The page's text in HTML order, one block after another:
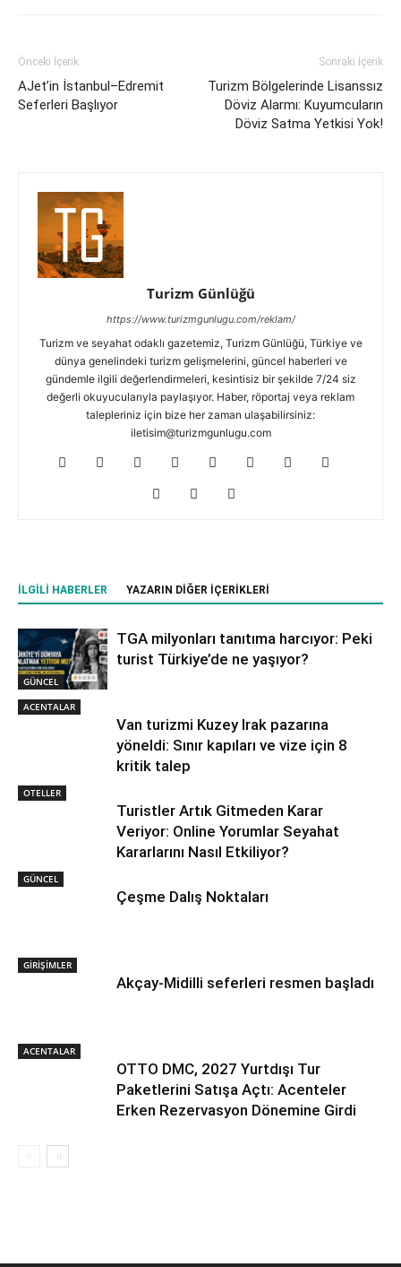
Önceki İçerik
AJet’in İstanbul–Edremit
Seferleri Başlıyor
Sonraki İçerik
Turizm Bölgelerinde Lisanssız
Döviz Alarmı: Kuyumcuların
Döviz Satma Yetkisi Yok!
Turizm Günlüğü
https://www.turizmgunlugu.com/reklam/
Turizm ve seyahat odaklı gazetemiz, Turizm Günlüğü, Türkiye ve
dünya genelindeki turizm gelişmelerini, güncel haberleri ve
gündemle ilgili değerlendirmeleri, kesintisiz bir şekilde 7/24 siz
değerli okuyucularıyla paylaşıyor. Haber, röportaj veya reklam
talepleriniz için bize her zaman ulaşabilirsiniz:
iletisim@turizmgunlugu.com
İLGILI HABERLER YAZARIN DIĞER İÇERIKLERI
GÜNCEL
TGA milyonları tanıtıma harcıyor: Peki
turist Türkiye’de ne yaşıyor?
ACENTALAR
Van turizmi Kuzey Irak pazarına
yöneldi: Sınır kapıları ve vize için 8
kritik talep
OTELLER
Turistler Artık Gitmeden Karar
Veriyor: Online Yorumlar Seyahat
Kararlarını Nasıl Etkiliyor?
GÜNCEL
Çeşme Dalış Noktaları
GİRİŞİMLER
Akçay-Midilli seferleri resmen başladı
ACENTALAR
OTTO DMC, 2027 Yurtdışı Tur
Paketlerini Satışa Açtı: Acenteler
Erken Rezervasyon Dönemine Girdi